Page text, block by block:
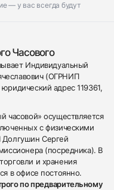
— у вас всегда будут
Часового
Индивидуальный
(ОГРНИП
адрес 119361,
часовой» осуществляется
с физическими
Долгушин Сергей
(посредника). В
и хранения
в офисе постоянно.
по предварительному